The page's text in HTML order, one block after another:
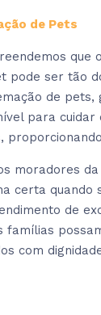
de Pets
que
pode ser tão
de pets,
para
moradores
certa quando
de
famílias
com